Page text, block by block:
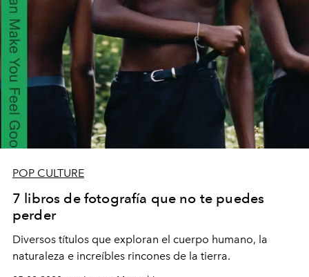
POP CULTURE
7 libros de fotografía que no te puedes
perder
Diversos títulos que exploran el cuerpo humano, la
naturaleza e increíbles rincones de la tierra.